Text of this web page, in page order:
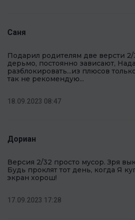
Саня
Подарил родителям две версти 2/
дерьмо, постоянно зависают,
разблокировать...из плюсов
так не рекомендую...
18.09.2023 08:47
Дориан
Версия 2/32 просто мусор. Зря
Будь проклят тот день, когда Я
экран хорош!
17.09.2023 17:28